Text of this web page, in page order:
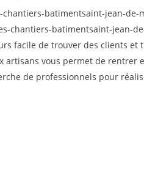
batimentsaint-jean-de-
chantiers-batimentsaint-jean-
facile de trouver des clients et
artisans vous permet de rentrer
de professionnels pour